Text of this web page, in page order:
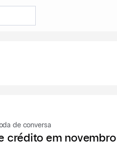
de conversa
crédito em novembro